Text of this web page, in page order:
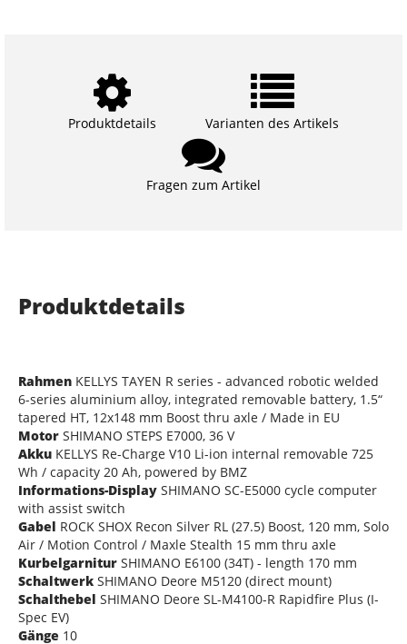
Produktdetails Varianten des Artikels
Fragen zum Artikel
Produktdetails
Rahmen KELLYS TAYEN R series - advanced robotic welded
6-series aluminium alloy, integrated removable battery, 1.5“
tapered HT, 12x148 mm Boost thru axle / Made in EU
Motor SHIMANO STEPS E7000, 36 V
Akku KELLYS Re-Charge V10 Li-ion internal removable 725
Wh / capacity 20 Ah, powered by BMZ
Informations-Display SHIMANO SC-E5000 cycle computer
with assist switch
Gabel ROCK SHOX Recon Silver RL (27.5) Boost, 120 mm, Solo
Air / Motion Control / Maxle Stealth 15 mm thru axle
Kurbelgarnitur SHIMANO E6100 (34T) - length 170 mm
Schaltwerk SHIMANO Deore M5120 (direct mount)
Schalthebel SHIMANO Deore SL-M4100-R Rapidfire Plus (I-
Spec EV)
Gänge 10